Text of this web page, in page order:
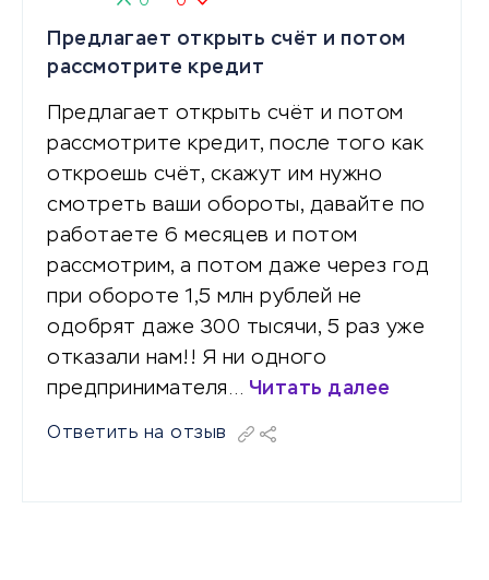
Предлагает открыть счёт и потом
рассмотрите кредит
Предлагает открыть счёт и потом
рассмотрите кредит, после того как
откроешь счёт, скажут им нужно
смотреть ваши обороты, давайте по
работаете 6 месяцев и потом
рассмотрим, а потом даже через год
при обороте 1,5 млн рублей не
одобрят даже 300 тысячи, 5 раз уже
отказали нам!! Я ни одного
предпринимателя… Читать далее
Ответить на отзыв